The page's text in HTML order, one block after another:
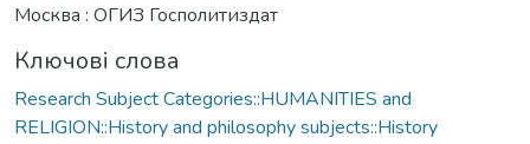
Москва : ОГИЗ Госполитиздат
Ключові слова
Research Subject Categories::HUMANITIES and
RELIGION::History and philosophy subjects::History